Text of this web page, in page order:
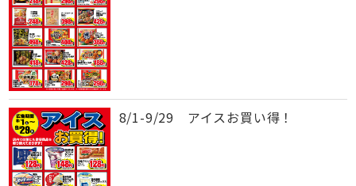
8/1-9/29 アイスお買い得！